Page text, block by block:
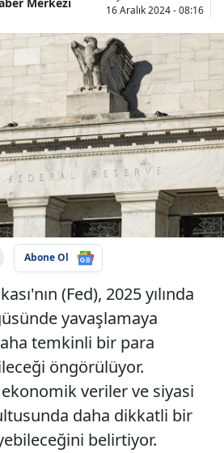
16 Aralık 2024 - 08:16
Abone Ol
(Fed), 2025 yılında
yavaşlamaya
temkinli bir para
öngörülüyor.
ekonomik veriler ve siyasi
daha dikkatli bir
belirtiyor.